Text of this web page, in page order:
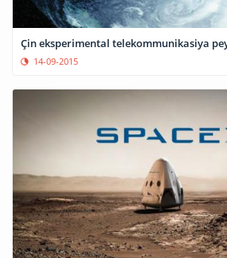
Çin eksperimental telekommunikasiya
14-09-2015